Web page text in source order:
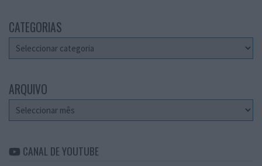
CATEGORIAS
Categorias
ARQUIVO
Arquivo
CANAL DE YOUTUBE